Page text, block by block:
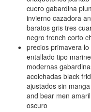
cuero gabardina
invierno cazadora
baratos gris tres
negro trench corto
precios primavera
entallado tipo
modernas
acolchadas black
ajustados sin
and bear men
oscuro